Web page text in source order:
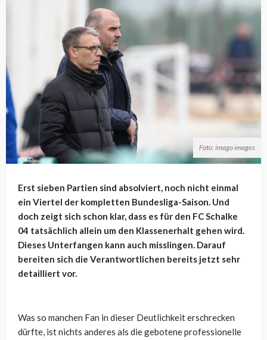
Foto: imago images
Erst sieben Partien sind absolviert, noch nicht einmal
ein Viertel der kompletten Bundesliga-Saison. Und
doch zeigt sich schon klar, dass es für den FC Schalke
04 tatsächlich allein um den Klassenerhalt gehen wird.
Dieses Unterfangen kann auch misslingen. Darauf
bereiten sich die Verantwortlichen bereits jetzt sehr
detailliert vor.
Was so manchen Fan in dieser Deutlichkeit erschrecken
dürfte, ist nichts anderes als die gebotene professionelle